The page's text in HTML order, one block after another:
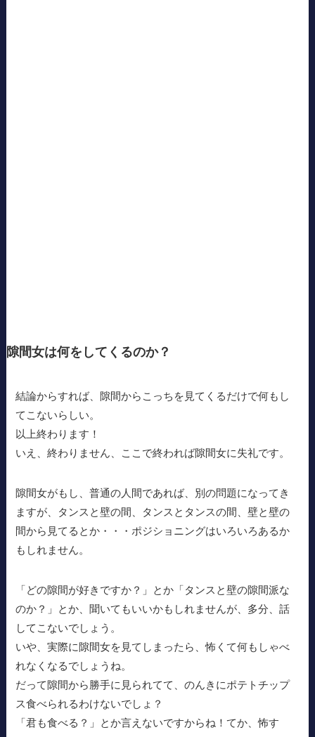
隙間女は何をしてくるのか？
結論からすれば、隙間からこっちを見てくるだけで何もし
てこないらしい。
以上終わります！
いえ、終わりません、ここで終われば隙間女に失礼です。
隙間女がもし、普通の人間であれば、別の問題になってき
ますが、タンスと壁の間、タンスとタンスの間、壁と壁の
間から見てるとか・・・ポジショニングはいろいろあるか
もしれません。
「どの隙間が好きですか？」とか「タンスと壁の隙間派な
のか？」とか、聞いてもいいかもしれませんが、多分、話
してこないでしょう。
いや、実際に隙間女を見てしまったら、怖くて何もしゃべ
れなくなるでしょうね。
だって隙間から勝手に見られてて、のんきにポテトチップ
ス食べられるわけないでしょ？
「君も食べる？」とか言えないですからね！てか、怖す